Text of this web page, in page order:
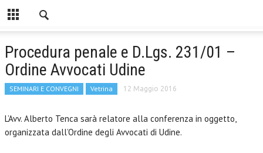
Procedura penale e D.Lgs. 231/01 –
Ordine Avvocati Udine
SEMINARI E CONVEGNI Vetrina 12 Maggio 2016
L’Avv. Alberto Tenca sarà relatore alla conferenza in oggetto,
organizzata dall’Ordine degli Avvocati di Udine.